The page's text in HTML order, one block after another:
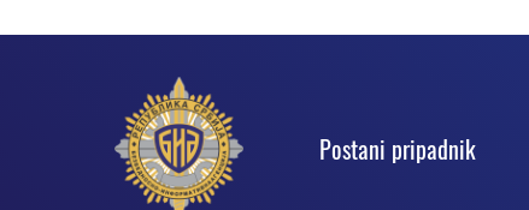
Podnožje
Postani pripadnik